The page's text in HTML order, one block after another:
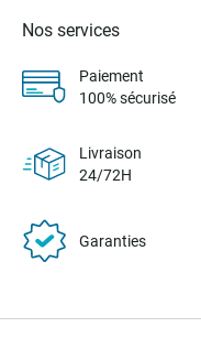
Nos services
Paiement
100% sécurisé
Livraison
24/72H
Garanties